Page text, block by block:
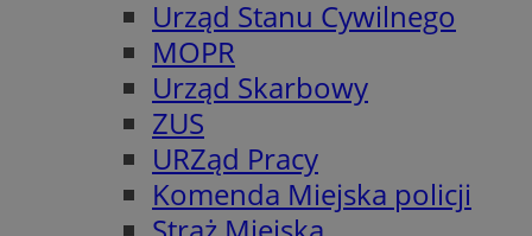
Urząd Stanu Cywilnego
MOPR
Urząd Skarbowy
ZUS
URZąd Pracy
Komenda Miejska policji